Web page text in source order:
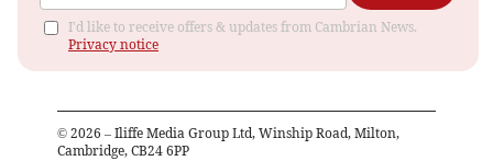
I'd like to receive offers & updates from Cambrian News.
Privacy notice
© 2026 – Iliffe Media Group Ltd, Winship Road, Milton,
Cambridge, CB24 6PP